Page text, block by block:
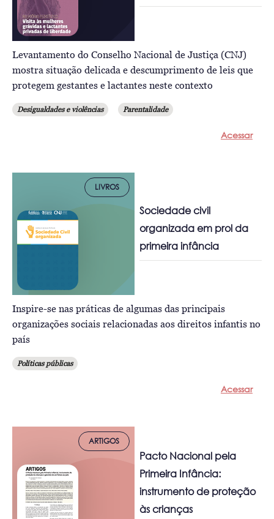
Levantamento do Conselho Nacional de Justiça (CNJ)
mostra situação delicada e descumprimento de leis que
protegem gestantes e lactantes neste contexto
Desigualdades e violências Parentalidade
Acessar
LIVROS
Sociedade civil
organizada em prol da
primeira infância
Inspire-se nas práticas de algumas das principais
organizações sociais relacionadas aos direitos infantis no
país
Políticas públicas
Acessar
ARTIGOS
Pacto Nacional pela
Primeira Infância:
instrumento de proteção
às crianças